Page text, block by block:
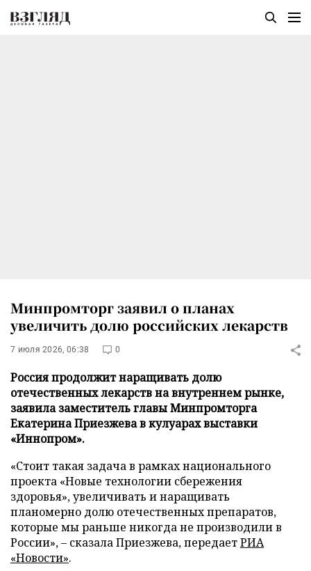
Минпромторг заявил о планах
увеличить долю российских лекарств
7 июля 2026, 06:38 0
Россия продолжит наращивать долю
отечественных лекарств на внутреннем рынке,
заявила заместитель главы Минпромторга
Екатерина Приезжева в кулуарах выставки
«Иннопром».
«Стоит такая задача в рамках национального
проекта «Новые технологии сбережения
здоровья», увеличивать и наращивать
планомерно долю отечественных препаратов,
которые мы раньше никогда не производили в
России», – сказала Приезжева, передаетРИА
«Новости».